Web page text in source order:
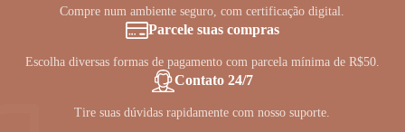
Compre num ambiente seguro, com certificação digital.
Parcele suas compras
Escolha diversas formas de pagamento com parcela mínima de R$50.
Contato 24/7
Tire suas dúvidas rapidamente com nosso suporte.